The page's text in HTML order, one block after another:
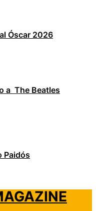
Óscar 2026
a The Beatles
Paidós